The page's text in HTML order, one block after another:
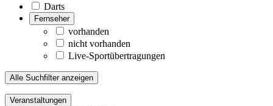
Darts
Fernseher
vorhanden
nicht vorhanden
Live-Sportübertragungen
Alle Suchfilter anzeigen
Veranstaltungen